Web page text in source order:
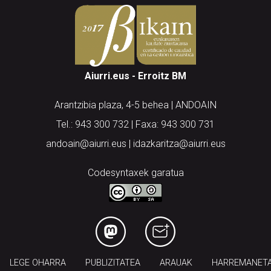
Aiurri.eus - Erroitz BM
Arantzibia plaza, 4-5 behea | ANDOAIN
Tel.: 943 300 732 | Faxa: 943 300 731
andoain@aiurri.eus | idazkaritza@aiurri.eus
Codesyntaxek garatua
LEGE OHARRA PUBLIZITATEA ARAUAK